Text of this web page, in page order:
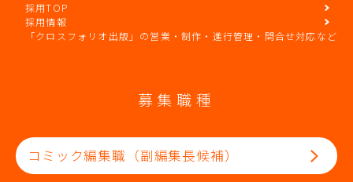
採用TOP
採用情報
「クロスフォリオ出版」の営業・制作・進行管理・問合せ対応など
募集職種
コミック編集職（副編集長候補）